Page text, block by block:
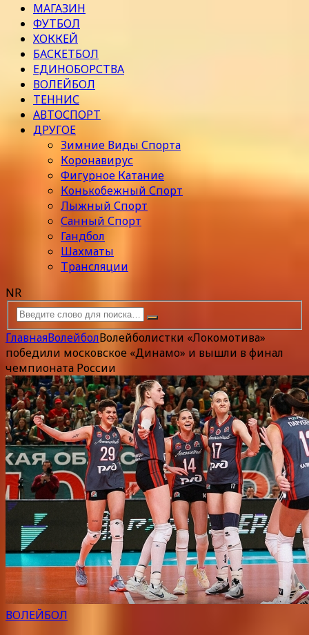
МАГАЗИН
ФУТБОЛ
ХОККЕЙ
БАСКЕТБОЛ
ЕДИНОБОРСТВА
ВОЛЕЙБОЛ
ТЕННИС
АВТОСПОРТ
ДРУГОЕ
Зимние Виды Спорта
Коронавирус
Фигурное Катание
Конькобежный Спорт
Лыжный Спорт
Санный Спорт
Гандбол
Шахматы
Трансляции
NR
ГлавнаяВолейболВолейболистки «Локомотива»
победили московское «Динамо» и вышли в финал
чемпионата России
ВОЛЕЙБОЛ